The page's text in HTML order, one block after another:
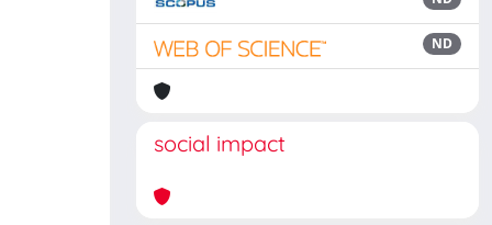
ND
social impact